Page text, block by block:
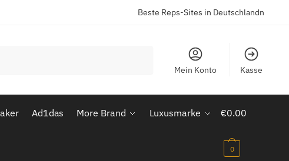
Beste Reps-Sites in Deutschlandn
Mein Konto Kasse
Ad1das More Brand Luxusmarke €0.00
0